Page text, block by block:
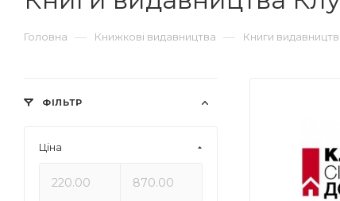
Головна — Книжкові видавництва — Книги
ФІЛЬТР
Ціна